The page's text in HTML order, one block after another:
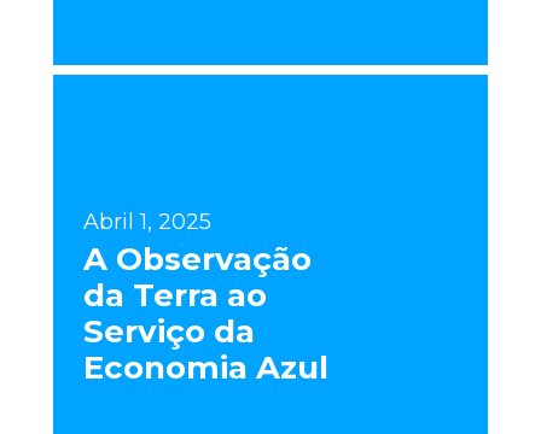
Abril 1, 2025
A Observação
da Terra ao
Serviço da
Economia Azul